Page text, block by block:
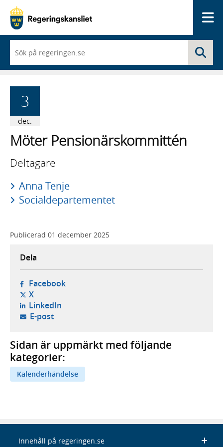
du
börjar
skriva
med
3
dec.
Möter Pensionärskommittén
Deltagare
Anna Tenje
Socialdepartementet
Publicerad 01 december 2025
Dela
Facebook- öppnas i ny flik, extern webbplats,
X- öppnas i ny flik, extern webbplats,
LinkedIn- öppnas i ny flik, extern webbplats,
E-post- öppnar din e-postklient,
Sidan är uppmärkt med följande
kategorier:
Kalenderhändelse
Innehåll på regeringen.se